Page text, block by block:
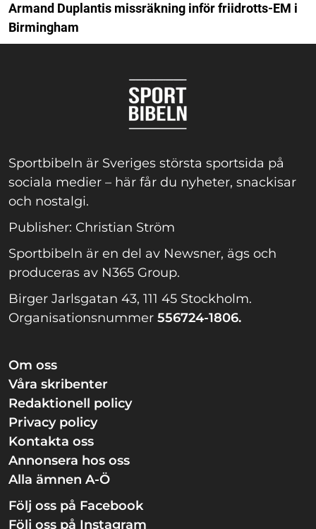
Armand Duplantis missräkning inför friidrotts-EM i
Birmingham
Sportbibeln är Sveriges största sportsida på
sociala medier – här får du nyheter, snackisar
och nostalgi.
Publisher: Christian Ström
Sportbibeln är en del av Newsner, ägs och
produceras av N365 Group.
Birger Jarlsgatan 43, 111 45 Stockholm.
Organisationsnummer 556724-1806.
Om oss
Våra skribenter
Redaktionell policy
Privacy policy
Kontakta oss
Annonsera hos oss
Alla ämnen A-Ö
Följ oss på Facebook
Följ oss på Instagram